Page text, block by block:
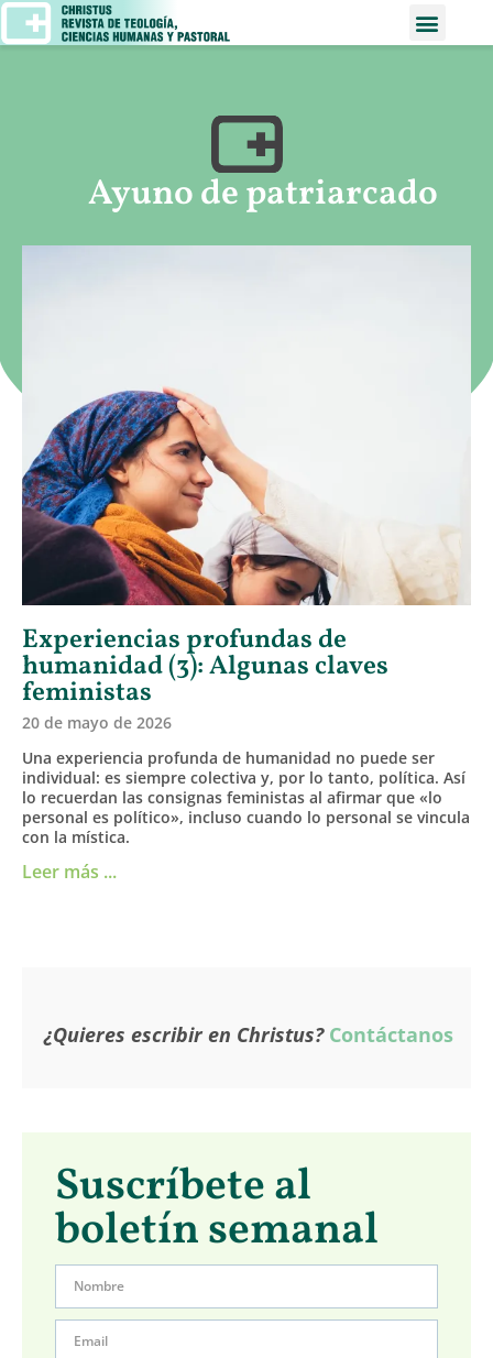
Ayuno de patriarcado
Experiencias profundas de
humanidad (3): Algunas claves
feministas
20 de mayo de 2026
Una experiencia profunda de humanidad no puede ser
individual: es siempre colectiva y, por lo tanto, política. Así
lo recuerdan las consignas feministas al afirmar que «lo
personal es político», incluso cuando lo personal se vincula
con la mística.
Leer más ...
¿Quieres escribir en Christus? Contáctanos
Suscríbete al
boletín semanal